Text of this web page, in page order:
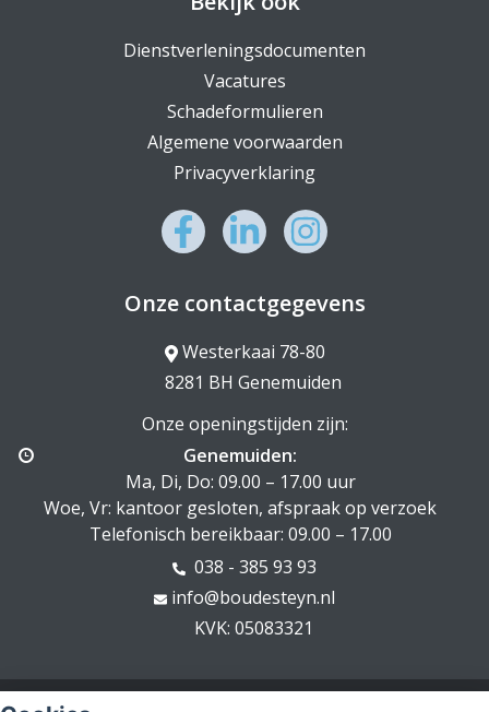
Dienstverleningsdocumenten
Vacatures
Schadeformulieren
Algemene voorwaarden
Privacyverklaring
Onze contactgegevens
Westerkaai 78-80
8281 BH Genemuiden
Onze openingstijden zijn:
Genemuiden:
Ma, Di, Do: 09.00 – 17.00 uur
Woe, Vr: kantoor gesloten, afspraak op verzoek
Telefonisch bereikbaar: 09.00 – 17.00
038 - 385 93 93
info@boudesteyn.nl
KVK: 05083321